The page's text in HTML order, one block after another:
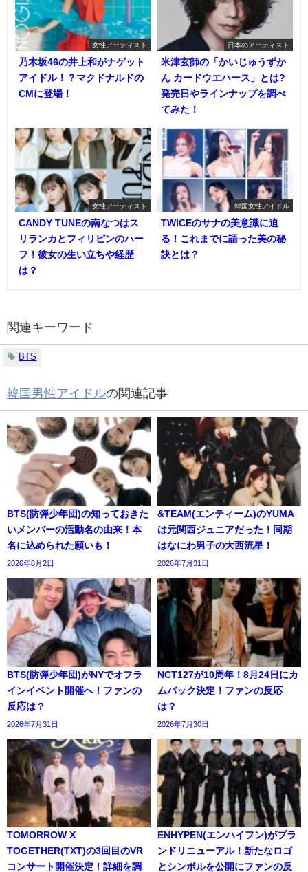
女性アーティスト
乃木坂46の井上和がナゲット
アイドル！？マクドナルドの
CMに登場！
日本のアーティスト
米津玄師の「かいじゅうずか
ん カードウエハース」とは?
発売日やラインナップを調べ
てみた！
女性アーティスト
CANDY TUNEの南なつはス
リランカとフィリピンのハー
フ！彼女の生い立ちや経歴
は？
韓国女性アイドル
TWICEのサナの美意識に迫
る！これまでに語った美の秘
訣とは？
関連キーワード
BTS
韓国男性アイドルの関連記事
BTS(防弾少年団)の知っておきた
いメンバーの活動名の由来！本
名に込められた願いも！
2026年8月2日
&TEAM(エンティーム)のYUMA
は元関西ジュニアだった！同期
はなにわ男子の大西流星！
2026年7月31日
BTS(防弾少年団)がNYでオフラ
インイベント開催へ！ファンの
反応は？
2026年7月31日
NCT127が10周年！8月24日にカ
ムバック決定！ファンの反応
は？
2026年7月30日
TOMORROW X
TOGETHER(TXT)の3回目のVR
コンサート開催決定！詳細を調
ENHYPEN(エンハイフン)がブラ
ンドリニューアル！新たなロゴ
とシンボルを公開にファンの反